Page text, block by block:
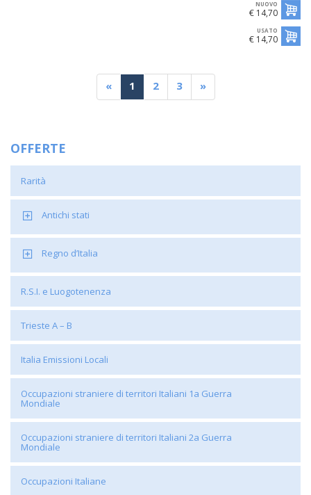
OFFERTE
Rarità
Antichi stati
Regno d’Italia
R.S.I. e Luogotenenza
Trieste A – B
Italia Emissioni Locali
Occupazioni straniere di territori Italiani 1a Guerra
Mondiale
Occupazioni straniere di territori Italiani 2a Guerra
Mondiale
Occupazioni Italiane
NUOVO
€ 14,70
USATO
€ 14,70
« 1 2 3 »